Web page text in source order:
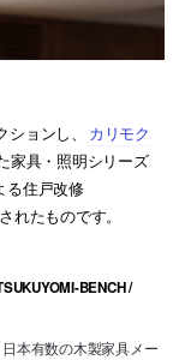
ョンし、
カリモク
家具・照明シリーズ
る住戸改修
れたものです。
BENCH /
日本有数の木製家具メー